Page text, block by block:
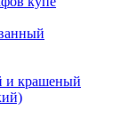
и крашеный